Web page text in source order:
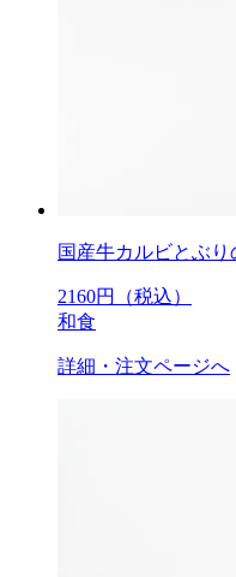
国産牛カルビとぶり
2160円（税込）
和食
詳細・注文ページへ